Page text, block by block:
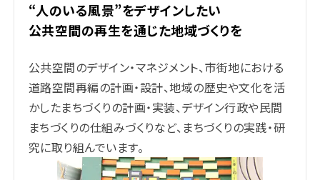
“人のいる風景”をデザインしたい
公共空間の再生を通じた地域づくりを
公共空間のデザイン・マネジメント、市街地における
道路空間再編の計画・設計、地域の歴史や文化を活
かしたまちづくりの計画・実装、デザイン行政や民間
まちづくりの仕組みづくりなど、まちづくりの実践・研
究に取り組んでいます。